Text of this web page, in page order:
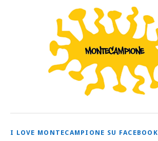
I LOVE MONTECAMPIONE SU FACEBOOK